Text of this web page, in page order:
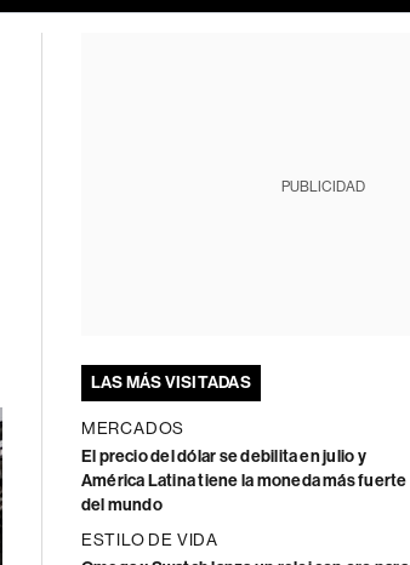
PUBLICIDAD
LAS MÁS VISITADAS
MERCADOS
El precio del dólar se debilita en julio y
América Latina tiene la moneda más fuerte
del mundo
ESTILO DE VIDA